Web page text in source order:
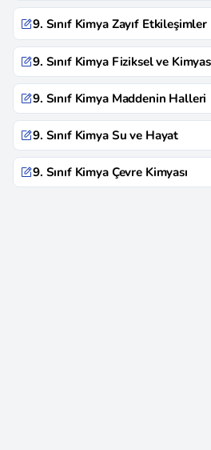
9. Sınıf Kimya Zayıf Etkileşimler
9. Sınıf Kimya Fiziksel ve
9. Sınıf Kimya Maddenin Halleri
9. Sınıf Kimya Su ve Hayat
9. Sınıf Kimya Çevre Kimyası